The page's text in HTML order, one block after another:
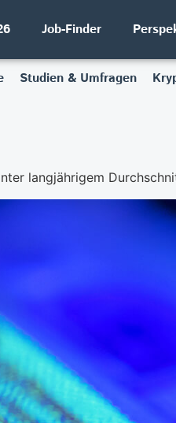
Job-Finder
Studien & Umfragen
langjährigem